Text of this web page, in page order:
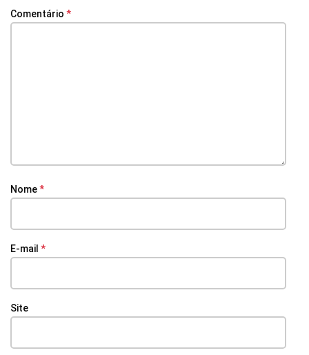
Comentário *
Nome*
E-mail *
Site